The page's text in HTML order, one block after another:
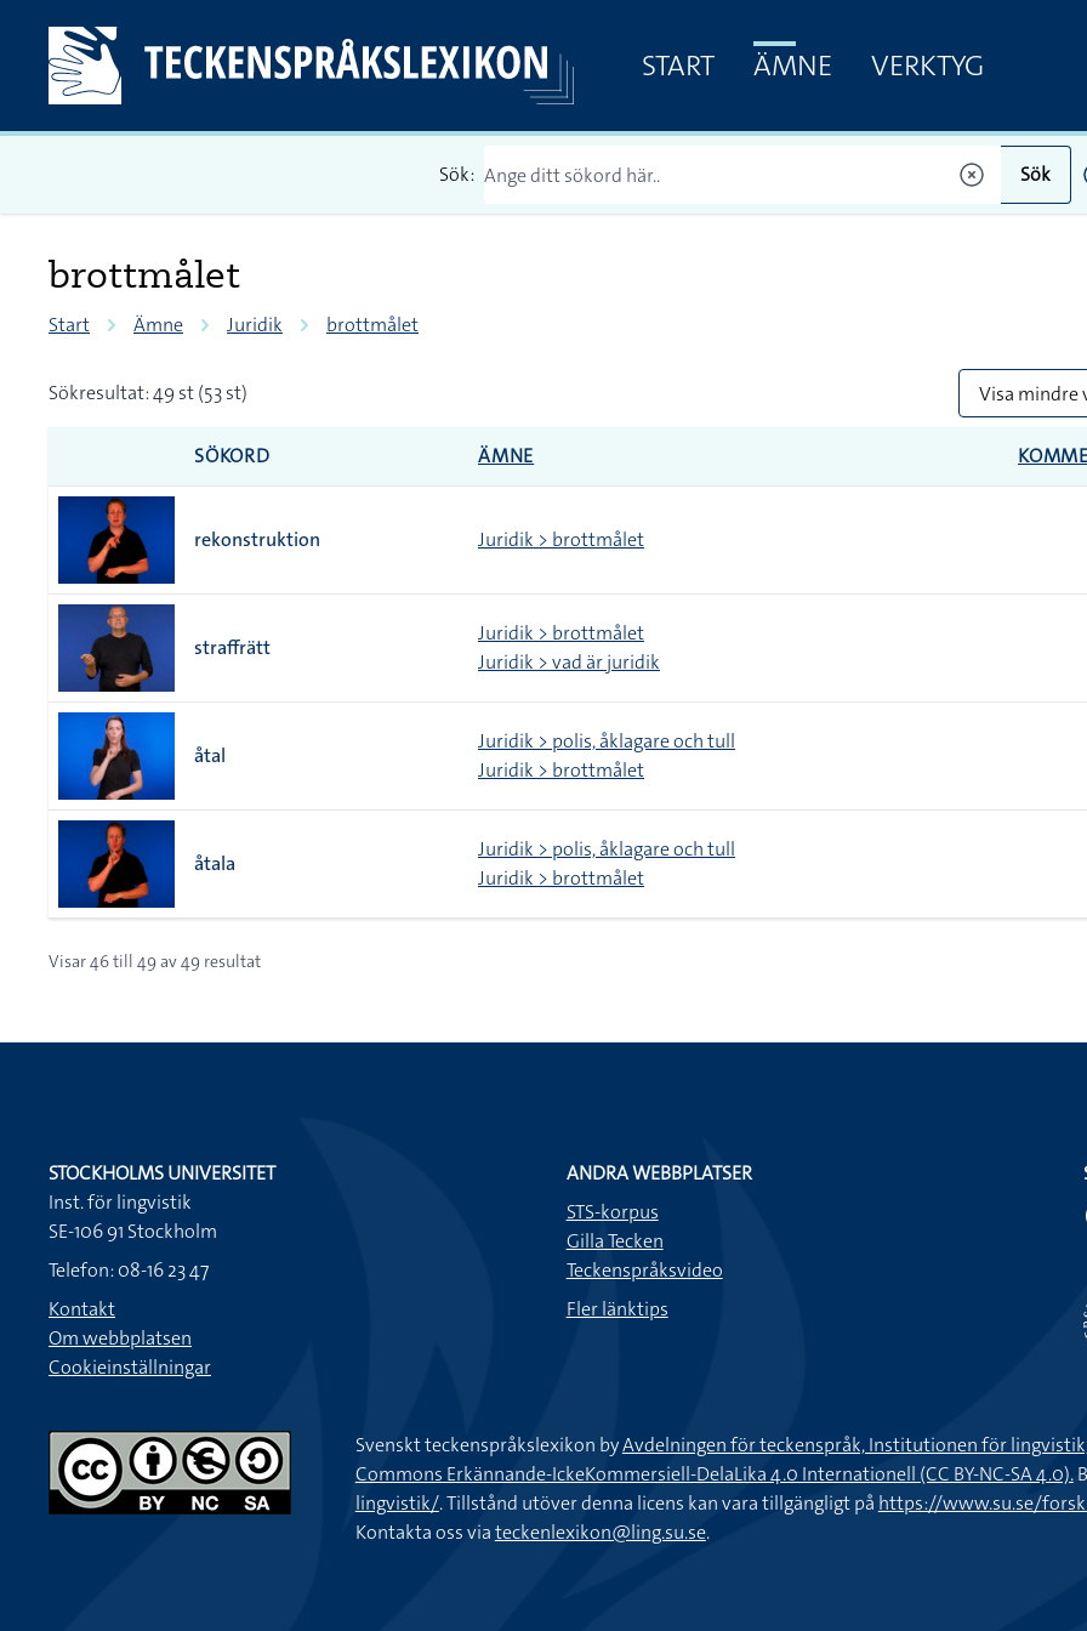
START ÄMNE VERKTYG
Sök: Sök
brottmålet
Start Ämne Juridik brottmålet
Sökresultat: 49 st (53 st) Visa mindre
SÖKORD ÄMNE
rekonstruktion Juridik > brottmålet
straffrätt
Juridik > brottmålet
Juridik > vad är juridik
åtal
Juridik > polis, åklagare och tull
Juridik > brottmålet
åtala
Juridik > polis, åklagare och tull
Juridik > brottmålet
Visar46till 49 av49 resultat
STOCKHOLMS UNIVERSITET
Inst. för lingvistik
SE-106 91 Stockholm
Telefon: 08-16 23 47
Kontakt
Om webbplatsen
Cookieinställningar
ANDRA WEBBPLATSER
STS-korpus
Gilla Tecken
Teckenspråksvideo
Fler länktips
Svenskt teckenspråkslexikon byAvdelningen för teckenspråk, Institutionen för
Commons Erkännande-IckeKommersiell-DelaLika 4.0 Internationell (CC BY-NC-SA 4.0).
lingvistik/. Tillstånd utöver denna licens kan vara tillgängligt på https://www.su.se/
Kontakta oss viateckenlexikon@ling.su.se.